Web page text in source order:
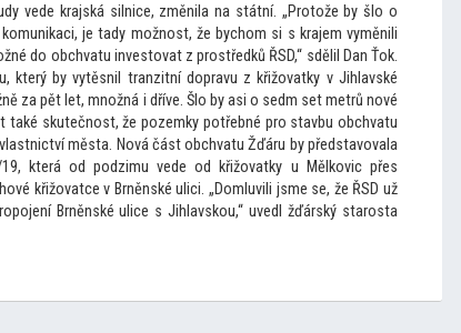
vede krajská silnice, změnila na státní. „Protože by šlo o
je tady možnost, že bychom si s krajem vyměnili
do obchvatu investovat z prostředků ŘSD,“ sdělil Dan Ťok.
který by vytěsnil tranzitní dopravu z křižovatky v Jihlavské
za pět let, množná i dříve. Šlo by asi o sedm set metrů nové
také skutečnost, že pozemky potřebné pro stavbu obchvatu
města. Nová část obchvatu Žďáru by představovala
která od podzimu vede od křižovatky u Mělkovic přes
křižovatce v Brněnské ulici. „Domluvili jsme se, že ŘSD už
Brněnské ulice s Jihlavskou,“ uvedl žďárský starosta